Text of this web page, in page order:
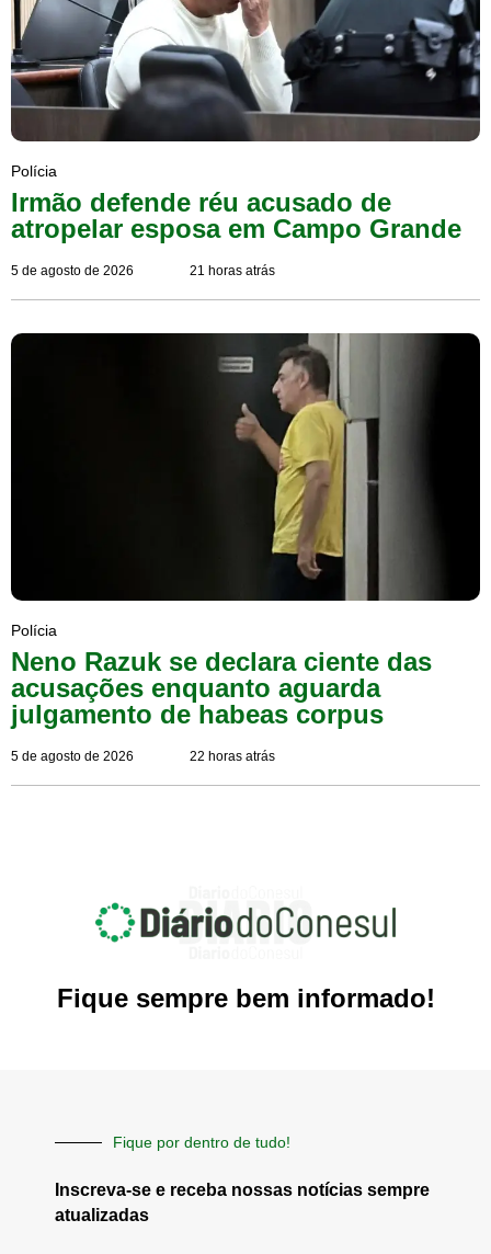
Polícia
Irmão defende réu acusado de
atropelar esposa em Campo Grande
5 de agosto de 2026 21 horas atrás
Polícia
Neno Razuk se declara ciente das
acusações enquanto aguarda
julgamento de habeas corpus
5 de agosto de 2026 22 horas atrás
Fique sempre bem informado!
Fique por dentro de tudo!
Inscreva-se e receba nossas notícias sempre
atualizadas